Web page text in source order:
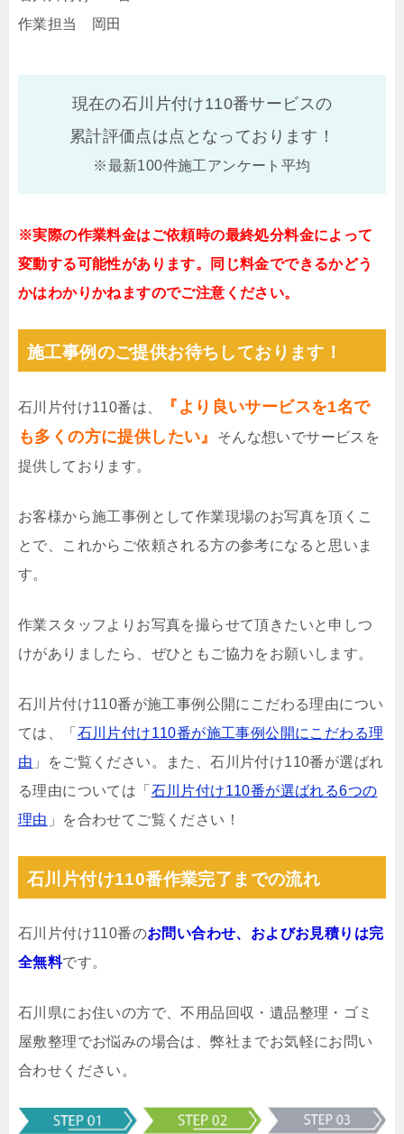
作業担当 岡田
現在の石川片付け110番サービスの
累計評価点は点となっております！
※最新100件施工アンケート平均
※実際の作業料金はご依頼時の最終処分料金によって
変動する可能性があります。同じ料金でできるかどう
かはわかりかねますのでご注意ください。
施工事例のご提供お待ちしております！
石川片付け110番は、
『より良いサービスを1名で
も多くの方に提供したい』
そんな想いでサービスを
提供しております。
お客様から施工事例として作業現場のお写真を頂くこ
とで、これからご依頼される方の参考になると思いま
す。
作業スタッフよりお写真を撮らせて頂きたいと申しつ
けがありましたら、ぜひともご協力をお願いします。
石川片付け110番が施工事例公開にこだわる理由につい
ては、「 石川片付け110番が施工事例公開にこだわる理
由 」をご覧ください。また、石川片付け110番が選ばれ
る理由については「 石川片付け110番が選ばれる6つの
理由 」を合わせてご覧ください！
石川片付け110番作業完了までの流れ
石川片付け110番のお問い合わせ、およびお見積りは完
全無料です。
石川県にお住いの方で、不用品回収・遺品整理・ゴミ
屋敷整理でお悩みの場合は、弊社までお気軽にお問い
合わせください。